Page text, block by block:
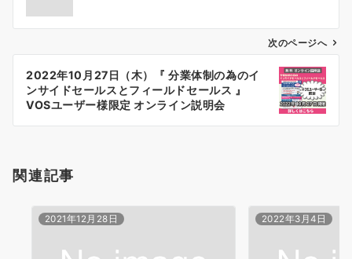
ン
次のページへ
2022年10月27日（木）『 分業体制の為のイ
ンサイドセールスとフィールドセールス 』
VOSユーザー様限定 オンライン説明会
関連記事
2021年12月28日 2022年3月4日